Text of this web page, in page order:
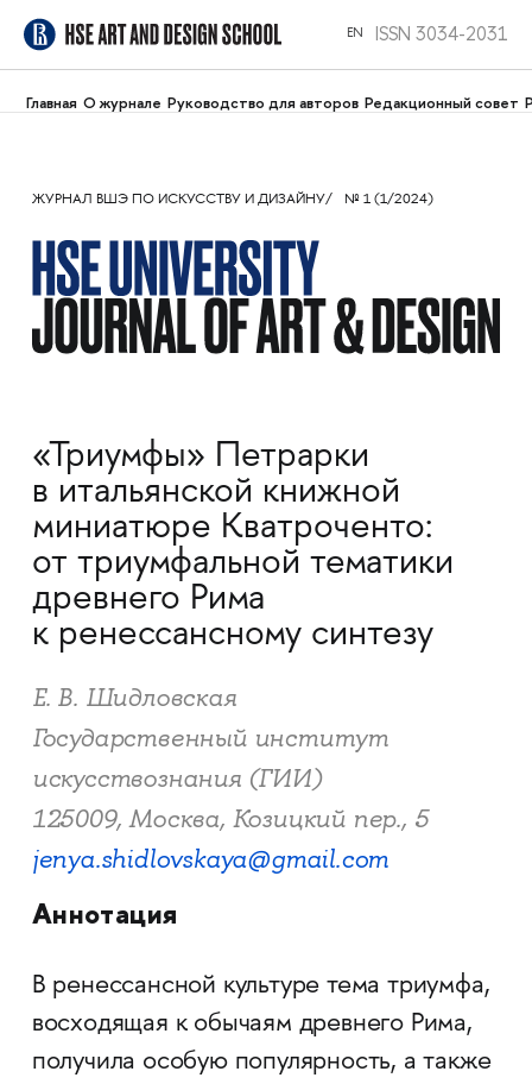
EN ISSN 3034-2031
Главная О журнале Руководство для авторов Редакционный совет
ЖУРНАЛ ВШЭ ПО ИСКУССТВУ И ДИЗАЙНУ № 1 (1/2024)
«Триумфы» Петрарки
в итальянской книжной
миниатюре Кватроченто:
от триумфальной тематики
древнего Рима
к ренессансному синтезу
Е. В. Шидловская
Государственный институт
искусствознания (ГИИ)
125009, Москва, Козицкий пер., 5
jenya.shidlovskaya@gmail.com
Аннотация
В ренессансной культуре тема триумфа,
восходящая к обычаям древнего Рима,
получила особую популярность, а также